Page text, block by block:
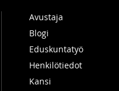
Avustaja
Blogi
Eduskuntatyö
Henkilötiedot
Kansi